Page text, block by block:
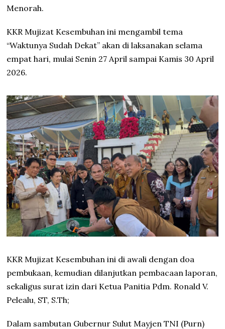
Menorah.
KKR Mujizat Kesembuhan ini mengambil tema
“Waktunya Sudah Dekat” akan di laksanakan selama
empat hari, mulai Senin 27 April sampai Kamis 30 April
2026.
KKR Mujizat Kesembuhan ini di awali dengan doa
pembukaan, kemudian dilanjutkan pembacaan laporan,
sekaligus surat izin dari Ketua Panitia Pdm. Ronald V.
Pelealu, ST, S.Th;
Dalam sambutan Gubernur Sulut Mayjen TNI (Purn)